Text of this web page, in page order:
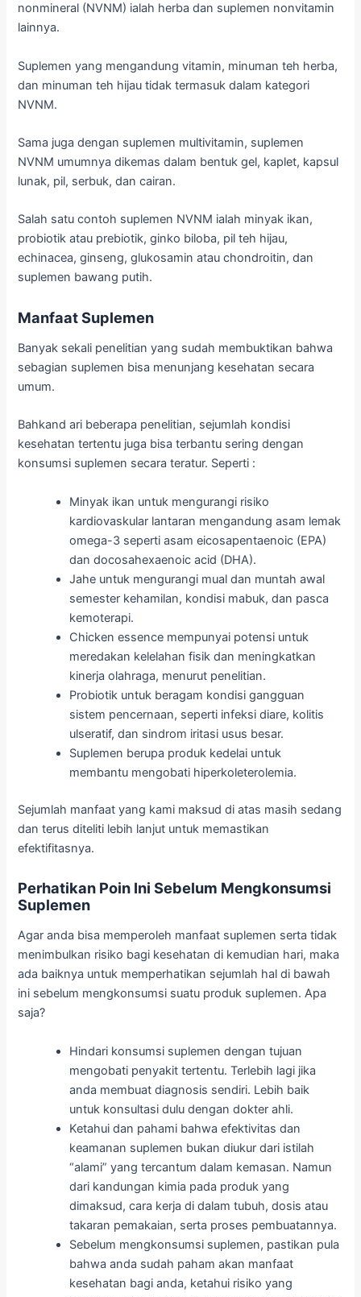
nonmineral (NVNM) ialah herba dan suplemen nonvitamin
lainnya.
Suplemen yang mengandung vitamin, minuman teh herba,
dan minuman teh hijau tidak termasuk dalam kategori
NVNM.
Sama juga dengan suplemen multivitamin, suplemen
NVNM umumnya dikemas dalam bentuk gel, kaplet, kapsul
lunak, pil, serbuk, dan cairan.
Salah satu contoh suplemen NVNM ialah minyak ikan,
probiotik atau prebiotik, ginko biloba, pil teh hijau,
echinacea, ginseng, glukosamin atau chondroitin, dan
suplemen bawang putih.
Manfaat Suplemen
Banyak sekali penelitian yang sudah membuktikan bahwa
sebagian suplemen bisa menunjang kesehatan secara
umum.
Bahkand ari beberapa penelitian, sejumlah kondisi
kesehatan tertentu juga bisa terbantu sering dengan
konsumsi suplemen secara teratur. Seperti :
Minyak ikan untuk mengurangi risiko
kardiovaskular lantaran mengandung asam lemak
omega-3 seperti asam eicosapentaenoic (EPA)
dan docosahexaenoic acid (DHA).
Jahe untuk mengurangi mual dan muntah awal
semester kehamilan, kondisi mabuk, dan pasca
kemoterapi.
Chicken essence mempunyai potensi untuk
meredakan kelelahan fisik dan meningkatkan
kinerja olahraga, menurut penelitian.
Probiotik untuk beragam kondisi gangguan
sistem pencernaan, seperti infeksi diare, kolitis
ulseratif, dan sindrom iritasi usus besar.
Suplemen berupa produk kedelai untuk
membantu mengobati hiperkoleterolemia.
Sejumlah manfaat yang kami maksud di atas masih sedang
dan terus diteliti lebih lanjut untuk memastikan
efektifitasnya.
Perhatikan Poin Ini Sebelum Mengkonsumsi
Suplemen
Agar anda bisa memperoleh manfaat suplemen serta tidak
menimbulkan risiko bagi kesehatan di kemudian hari, maka
ada baiknya untuk memperhatikan sejumlah hal di bawah
ini sebelum mengkonsumsi suatu produk suplemen. Apa
saja?
Hindari konsumsi suplemen dengan tujuan
mengobati penyakit tertentu. Terlebih lagi jika
anda membuat diagnosis sendiri. Lebih baik
untuk konsultasi dulu dengan dokter ahli.
Ketahui dan pahami bahwa efektivitas dan
keamanan suplemen bukan diukur dari istilah
“alami” yang tercantum dalam kemasan. Namun
dari kandungan kimia pada produk yang
dimaksud, cara kerja di dalam tubuh, dosis atau
takaran pemakaian, serta proses pembuatannya.
Sebelum mengkonsumsi suplemen, pastikan pula
bahwa anda sudah paham akan manfaat
kesehatan bagi anda, ketahui risiko yang